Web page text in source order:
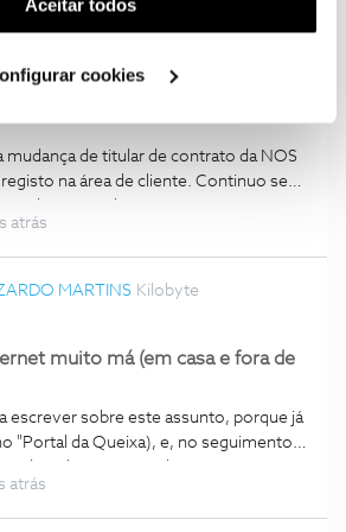
clicando em "Configurar
Aceitar todos
cookies
situação? É possível de resolver?
mudança de titular de contrato da NOS
na área de cliente. Continuo sem
Poderiam explicar o que se esta a
feedback Muito Obrigado
atrás
MARTINS Kilobyte
muito má (em casa e fora de
escrever sobre este assunto, porque já
"Portal da Queixa), e, no seguimento
pelos serviços da NOS. O
muito difícil eu aceitar como
quando vou ter que
atrás